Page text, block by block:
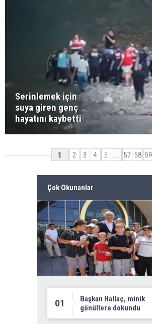
Serinlemek için
suya giren genç
hayatını kaybetti
1 2 3 4 5 57 58 59
Çok Okunanlar
01
Başkan Hallaç, minik
gönüllere dokundu